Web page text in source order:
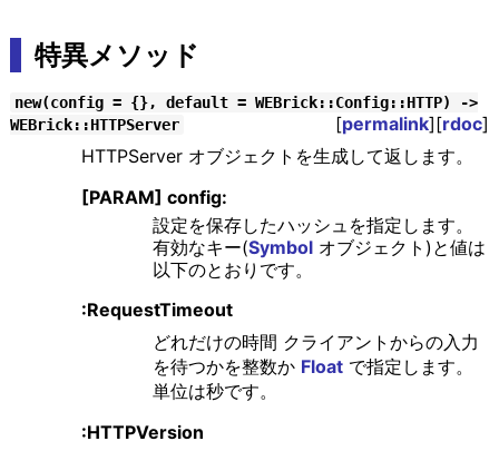
特異メソッド
new(config = {}, default = WEBrick::Config::HTTP) ->
WEBrick::HTTPServer
[permalink][rdoc]
HTTPServer オブジェクトを生成して返します。
[PARAM] config:
設定を保存したハッシュを指定します。
有効なキー(Symbolオブジェクト)と値は
以下のとおりです。
:RequestTimeout
どれだけの時間 クライアントからの入力
を待つかを整数か Floatで指定します。
単位は秒です。
:HTTPVersion